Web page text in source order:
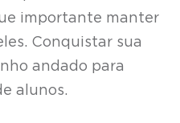
importante manter
Conquistar sua
andado para
alunos.